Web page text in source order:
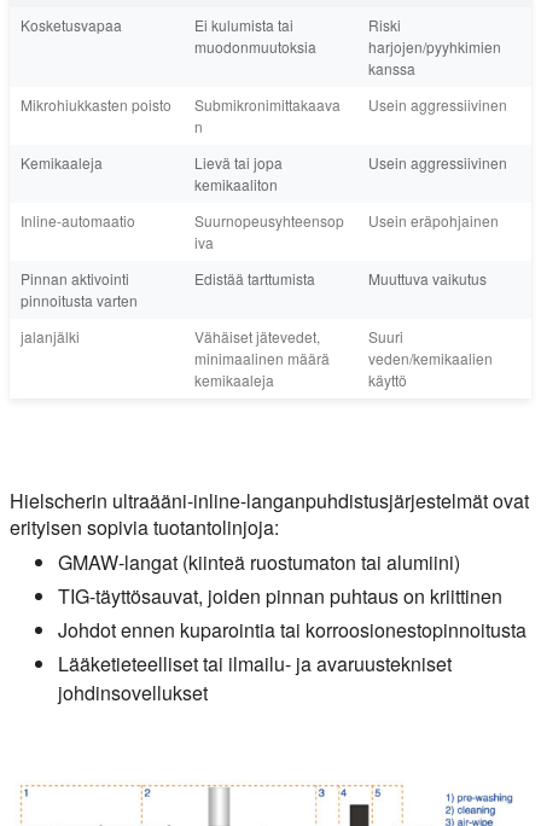
Kosketusvapaa
Ei kulumista tai
muodonmuutoksia
Riski
harjojen/pyyhkimien
kanssa
Mikrohiukkasten poisto
Submikronimittakaava
n
Usein aggressiivinen
Kemikaaleja
Lievä tai jopa
kemikaaliton
Usein aggressiivinen
Inline-automaatio
Suurnopeusyhteensop
iva
Usein eräpohjainen
Pinnan aktivointi
pinnoitusta varten
Edistää tarttumista Muuttuva vaikutus
jalanjälki
Vähäiset jätevedet,
minimaalinen määrä
kemikaaleja
Suuri
veden/kemikaalien
käyttö
Hielscherin ultraääni-inline-langanpuhdistusjärjestelmät ovat
erityisen sopivia tuotantolinjoja:
GMAW-langat (kiinteä ruostumaton tai alumiini)
TIG-täyttösauvat, joiden pinnan puhtaus on kriittinen
Johdot ennen kuparointia tai korroosionestopinnoitusta
Lääketieteelliset tai ilmailu- ja avaruustekniset
johdinsovellukset